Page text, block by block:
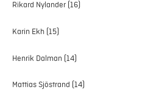
Rikard Nylander (16)
Karin Ekh (15)
Henrik Dalman (14)
Mattias Sjöstrand (14)